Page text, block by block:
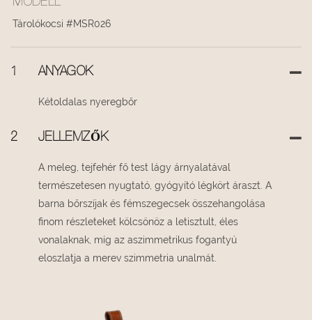
MODELL
Tárolókocsi #MSR026
1 ANYAGOK
Kétoldalas nyeregbőr
2 JELLEMZŐK
A meleg, tejfehér fő test lágy árnyalatával
természetesen nyugtató, gyógyító légkört áraszt. A
barna bőrszíjak és fémszegecsek összehangolása
finom részleteket kölcsönöz a letisztult, éles
vonalaknak, míg az aszimmetrikus fogantyú
eloszlatja a merev szimmetria unalmát.